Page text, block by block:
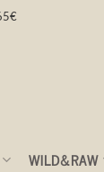
WILD&RAW